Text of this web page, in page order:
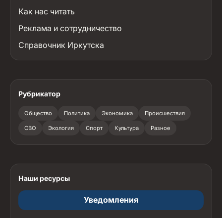
Как нас читать
Реклама и сотрудничество
Справочник Иркутска
Рубрикатор
Общество Политика Экономика Происшествия
СВО Экология Спорт Культура Разное
Наши ресурсы
Уведомления